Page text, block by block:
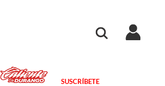
SUSCRÍBETE